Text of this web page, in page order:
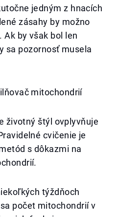
jedným z hnacích
zásahy by možno
by však bol len
sa pozornosť musela
mitochondrií
životný štýl ovplyvňuje
cvičenie je
s dôkazmi na
týždňoch
počet mitochondrií v